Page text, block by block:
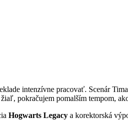
intenzívne pracovať. Scenár
pokračujem pomalším tempom,
Hogwarts Legacy a korektorská